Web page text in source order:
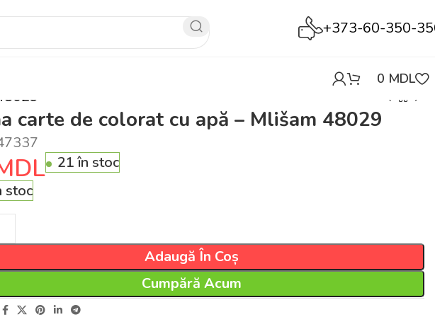
+373-60-350-
0 MDL
carte de colorat cu apă – Mlišam 48029
21 în stoc
stoc
Adaugă În Coș
Cumpără Acum